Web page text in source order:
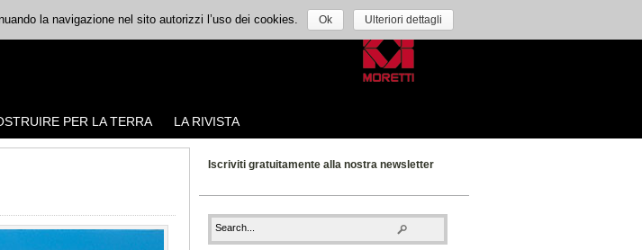
PER LA TERRA LA RIVISTA
Iscriviti gratuitamente alla nostra newsletter
la navigazione nel sito autorizzi l’uso dei cookies. Ok Ulteriori dettagli